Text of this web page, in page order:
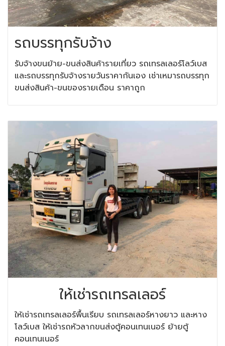
รถบรรทุกรับจ้าง
รับจ้างขนย้าย-ขนส่งสินค้ารายเที่ยว รถเทรลเลอร์โลว์เบส
และรถบรรทุกรับจ้างรายวันราคากันเอง เช่าเหมารถบรรทุก
ขนส่งสินค้า-ขนของรายเดือน ราคาถูก
ให้เช่ารถเทรลเลอร์
ให้เช่ารถเทรลเลอร์พื้นเรียบ รถเทรลเลอร์หางยาว และหาง
โลว์เบส ให้เช่ารถหัวลากขนส่งตู้คอนเทนเนอร์ ย้ายตู้
คอนเทนเนอร์